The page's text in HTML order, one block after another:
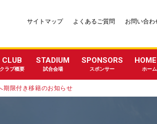
CLUB
クラブ概要
STADIUM
試合会場
SPONSORS
スポンサー ホーム
サイトマップ よくあるご質問 お問い合わ
期限付き移籍のお知らせ